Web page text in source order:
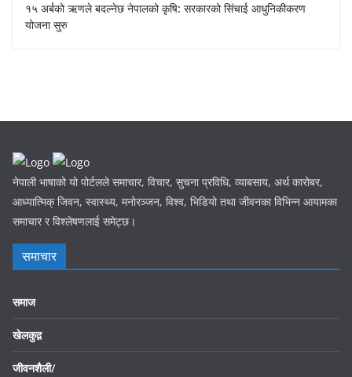
१५ अर्बको ऋणले बदल्नेछ नेपालको कृषि: सरकारको सिंचाई आधुनिकीकरण
योजना सुरु
नेपाली भाषाको यो पोर्टलले समाचार, विचार, सुचना प्रविधि, व्याबसाय, अर्थ कारोबर,
आध्यात्मिक् जिवन, स्वास्थ्य, मनोरञ्जन, विश्व, भिडियो तथा जीवनका विभिन्न आयामका
समाचार र विश्लेषणलाई समेट्छ।
समाचार
समाज
खेलकुद़़
जीवनशैली/